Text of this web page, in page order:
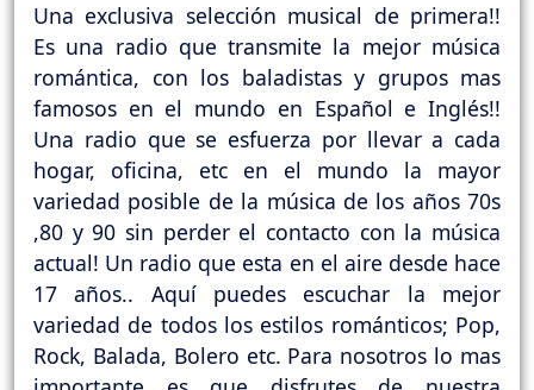
Una exclusiva selección musical de primera!!
Es una radio que transmite la mejor música
romántica, con los baladistas y grupos mas
famosos en el mundo en Español e Inglés!!
Una radio que se esfuerza por llevar a cada
hogar, oficina, etc en el mundo la mayor
variedad posible de la música de los años 70s
,80 y 90 sin perder el contacto con la música
actual! Un radio que esta en el aire desde hace
17 años.. Aquí puedes escuchar la mejor
variedad de todos los estilos románticos; Pop,
Rock, Balada, Bolero etc. Para nosotros lo mas